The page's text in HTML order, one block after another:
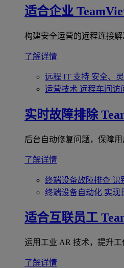
适合企业
构建安全运营的远程连接解
了解详情
远程 IT 支持 安全、
运营技术 远程车间访
实时故障排除
后台自动修复问题，保障用
了解详情
终端设备故障排查 识
终端设备自动化 实现
适合互联员工
运用工业 AR 技术，提升工
了解详情